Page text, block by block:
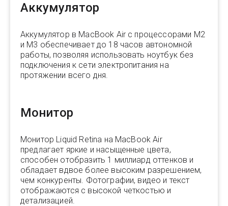
Аккумулятор
Аккумулятор в MacBook Air с процессорами M2
и M3 обеспечивает до 18 часов автономной
работы, позволяя использовать ноутбук без
подключения к сети электропитания на
протяжении всего дня.
Монитор
Монитор Liquid Retina на MacBook Air
предлагает яркие и насыщенные цвета,
способен отобразить 1 миллиард оттенков и
обладает вдвое более высоким разрешением,
чем конкуренты. Фотографии, видео и текст
отображаются с высокой четкостью и
детализацией.